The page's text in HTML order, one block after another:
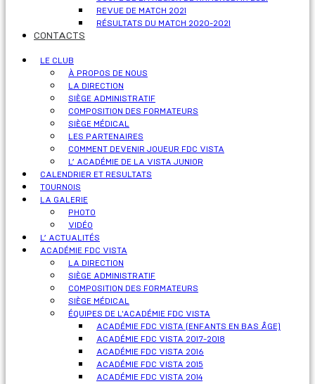
REVUE DE MATCH 2021
RÉSULTATS DU MATCH 2020-2021
CONTACTS
LE CLUB
À PROPOS DE NOUS
LA DIRECTION
SIÈGE ADMINISTRATIF
COMPOSITION DES FORMATEURS
SIÈGE MÉDICAL
LES PARTENAIRES
COMMENT DEVENIR JOUEUR FDC VISTA
L’ ACADÉMIE DE LA VISTA JUNIOR
CALENDRIER ET RESULTATS
TOURNOIS
LA GALERIE
PHOTO
VIDÉO
L’ ACTUALITÉS
ACADÉMIE FDC VISTA
LA DIRECTION
SIÈGE ADMINISTRATIF
COMPOSITION DES FORMATEURS
SIÈGE MÉDICAL
ÉQUIPES DE L'ACADÉMIE FDC VISTA
ACADÉMIE FDC VISTA (ENFANTS EN BAS ÂGE)
ACADÉMIE FDC VISTA 2017-2018
ACADÉMIE FDC VISTA 2016
ACADÉMIE FDC VISTA 2015
ACADÉMIE FDC VISTA 2014